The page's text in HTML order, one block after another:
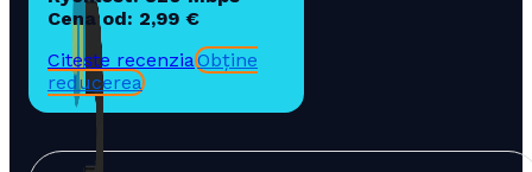
Cena od: 2,99 €
Citește recenziaObține
reducerea